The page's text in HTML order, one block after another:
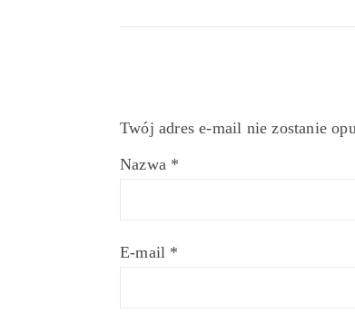
Twój adres e-mail nie zostanie
Nazwa *
E-mail *